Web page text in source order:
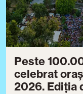
Peste
celebrat
2026. Ediția